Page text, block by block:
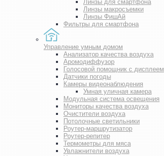
Линзы для смартфона
Линзы макросъемки
Линзы ФишАй
Фильтры для смартфона
Управление умным домом
Анализатор качества воздуха
Аромодиффузор
Голосовой помощник с дисплеем
Датчики погоды
Камеры видеонаблюдения
Умная уличная камера
Модульная система освещения
Мониторы качества воздуха
Очистители воздуха
Потолочные светильники
Роутер-маршрутизатор
Роутер-репитер
Термометры для мяса
Увлажнители воздуха